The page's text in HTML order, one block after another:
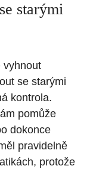
starými
vyhnout
se starými
kontrola.
pomůže
dokonce
pravidelně
protože